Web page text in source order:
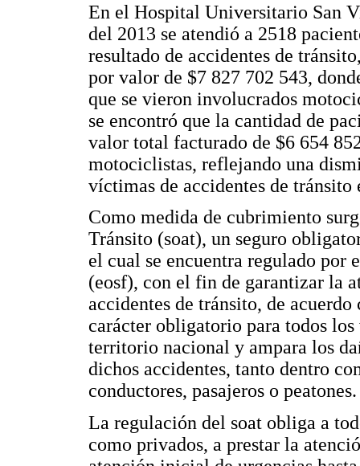
En el Hospital Universitario San
del 2013 se atendió a 2518
resultado de accidentes de
por valor de $7 827 702 543,
que se vieron involucrados
se encontró que la cantidad de
valor total facturado de $6 654
motociclistas, reflejando una
víctimas de accidentes de
Como medida de cubrimiento
Tránsito (soat), un seguro
el cual se encuentra regulado por
(eosf), con el fin de garantizar la
accidentes de tránsito, de
carácter obligatorio para todos
territorio nacional y ampara los
dichos accidentes, tanto dentro
conductores, pasajeros o peatones.
La regulación del soat obliga a
como privados, a prestar la